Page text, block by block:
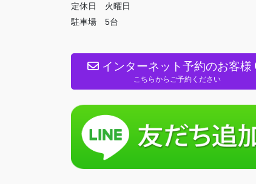
定休日 火曜日
駐車場 5台
インターネット予約のお客様
こちらからご予約ください